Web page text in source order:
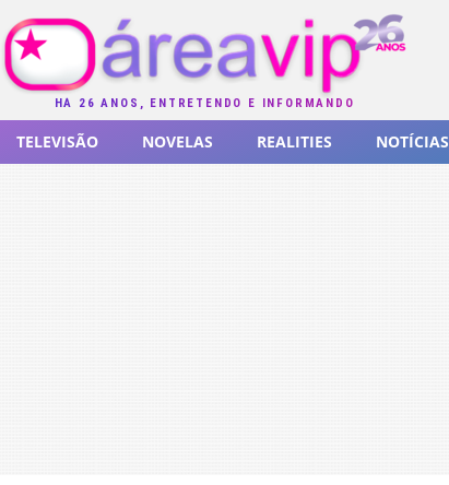
HÁ 26 ANOS, ENTRETENDO E INFORMANDO
TELEVISÃO NOVELAS REALITIES NOTÍCIAS